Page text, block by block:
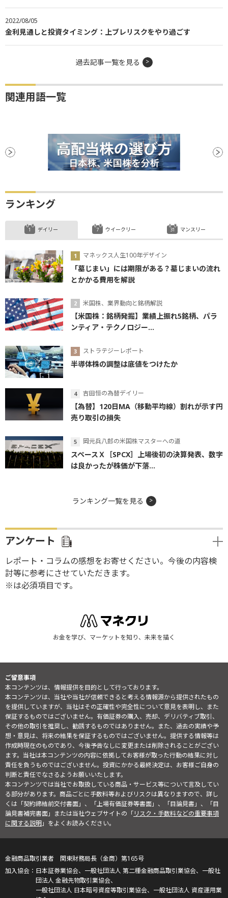
2022/08/05
金利見通しと投資タイミング：上ブレリスクをやり過ごす
過去記事一覧を見る
関連用語一覧
ランキング
デイリー
マネックス人生100年デザイン
「墓じまい」には期限がある？墓じまいの流れ
とかかる費用を解説
米国株、業界動向と銘柄解説
【米国株：銘柄発掘】業績上振れ5銘柄、パラ
ンティア・テクノロジー...
ストラテジーレポート
半導体株の調整は底値をつけたか
吉田恒の為替デイリー
【為替】120日MA（移動平均線）割れが示す円
売り取引の損失
岡元兵八郎の米国株マスターへの道
スペースＸ［SPCX］上場後初の決算発表、数字
は良かったが株価が下落...
ウイークリー マンスリー
ランキング一覧を見る
アンケート
レポート・コラムの感想をお寄せください。今後の内容検
討等に参考にさせていただきます。
※は必須項目です。
お金を学び、マーケットを知り、未来を描く
ご留意事項
本コンテンツは、情報提供を目的として行っております。
本コンテンツは、当社や当社が信頼できると考える情報源から提供されたもの
を提供していますが、当社はその正確性や完全性について意見を表明し、また
保証するものではございません。有価証券の購入、売却、デリバティブ取引、
その他の取引を推奨し、勧誘するものではありません。また、過去の実績や予
想・意見は、将来の結果を保証するものではございません。提供する情報等は
作成時現在のものであり、今後予告なしに変更または削除されることがござい
ます。当社は本コンテンツの内容に依拠してお客様が取った行動の結果に対し
責任を負うものではございません。投資にかかる最終決定は、お客様ご自身の
判断と責任でなさるようお願いいたします。
本コンテンツでは当社でお取扱している商品・サービス等について言及してい
る部分があります。商品ごとに手数料等およびリスクは異なりますので、詳し
くは「契約締結前交付書面」、「上場有価証券等書面」、「目論見書」、「目
論見書補完書面」または当社ウェブサイトの「リスク・手数料などの重要事項
に関する説明」をよくお読みください。
金融商品取引業者 関東財務局長（金商）第165号
日本証券業協会、一般社団法人 第二種金融商品取引業協会、一般社
団法人 金融先物取引業協会、
一般社団法人 日本暗号資産等取引業協会、一般社団法人 資産運用業